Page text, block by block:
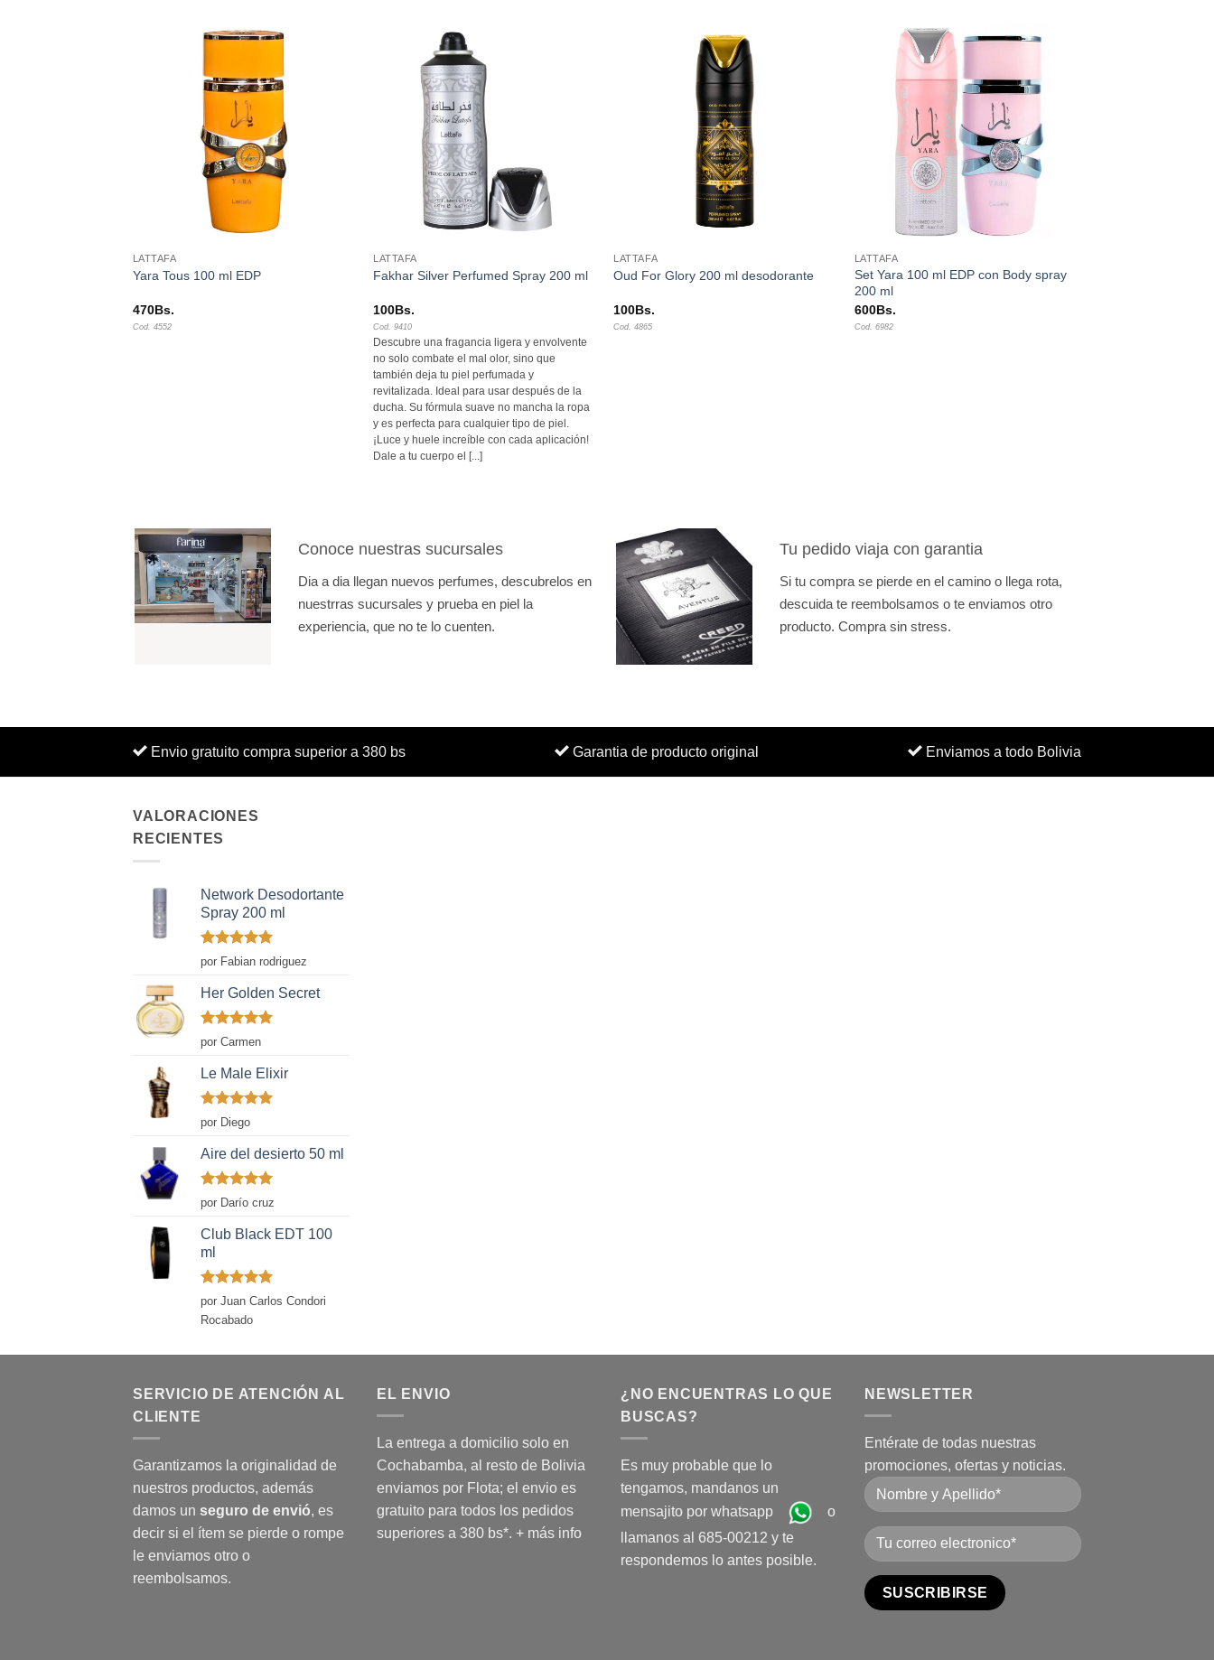
LATTAFA
Yara Tous 100 ml EDP
470Bs.
Cod. 4552
LATTAFA
Fakhar Silver Perfumed Spray 200 ml
100Bs.
Cod. 9410
Descubre una fragancia ligera y envolvente
no solo combate el mal olor, sino que
también deja tu piel perfumada y
revitalizada. Ideal para usar después de la
ducha. Su fórmula suave no mancha la ropa
y es perfecta para cualquier tipo de piel.
¡Luce y huele increíble con cada aplicación!
Dale a tu cuerpo el [...]
LATTAFA
Oud For Glory 200 ml desodorante
100Bs.
Cod. 4865
a la
lista de
LATTAFA
Set Yara 100 ml EDP con Body spray
200 ml
600Bs.
Cod. 6982
Conoce nuestras sucursales
Dia a dia llegan nuevos perfumes, descubrelos en
nuestrras sucursales y prueba en piel la
experiencia, que no te lo cuenten.
Tu pedido viaja con garantia
Si tu compra se pierde en el camino o llega rota,
descuida te reembolsamos o te enviamos otro
producto. Compra sin stress.
Envio gratuito compra superior a 380 bs Garantia de producto original Enviamos a todo Bolivia
VALORACIONES
RECIENTES
Network Desodortante
Spray 200 ml
Valorado
con
por Fabian rodriguez
Her Golden Secret
Valorado
con
por Carmen
Le Male Elixir
Valorado
con
de 5
por Diego
Aire del desierto 50 ml
Valorado
con
por Darío cruz
Club Black EDT 100
ml
Valorado
con 5 de 5
por Juan Carlos Condori
Rocabado
SERVICIO DE ATENCIÓN AL
CLIENTE
Garantizamos la originalidad de
nuestros productos, además
damos un seguro de envió, es
decir si el ítem se pierde o rompe
le enviamos otro o
reembolsamos.
EL ENVIO
La entrega a domicilio solo en
Cochabamba, al resto de Bolivia
enviamos por Flota; el envio es
gratuito para todos los pedidos
superiores a 380 bs*. + más info
¿NO ENCUENTRAS LO QUE
BUSCAS?
Es muy probable que lo
tengamos, mandanos un
mensajito por whatsapp
o
llamanos al 685-00212 y te
respondemos lo antes posible.
NEWSLETTER
Entérate de todas nuestras
promociones, ofertas y noticias.